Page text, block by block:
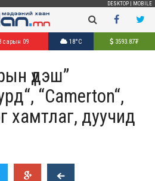
DESKTOP MOBILE
сарын 09 18°C 3593.87₮
үдэш”
“Camerton“,
хамтлаг, дуучид